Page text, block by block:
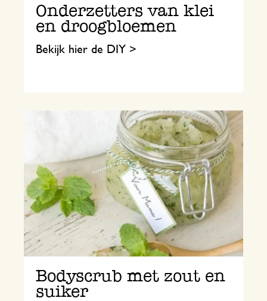
Onderzetters van klei
en droogbloemen
Bekijk hier de DIY >
Bodyscrub met zout en
suiker